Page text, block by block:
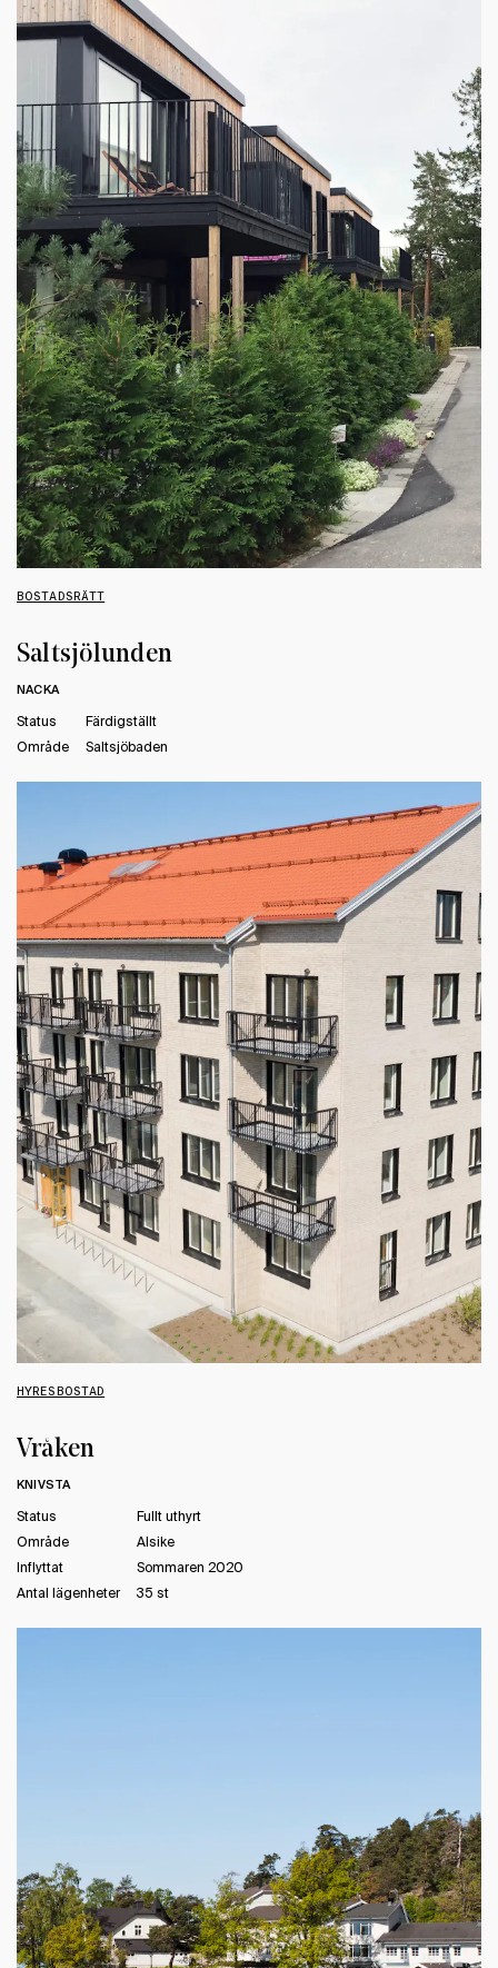
BOSTADSRÄTT
Saltsjölunden
NACKA
Status
Färdigställt
Område
Saltsjöbaden
HYRESBOSTAD
Vråken
KNIVSTA
Status
Fullt uthyrt
Område
Alsike
Inflyttat
Sommaren 2020
Antal lägenheter
35 st